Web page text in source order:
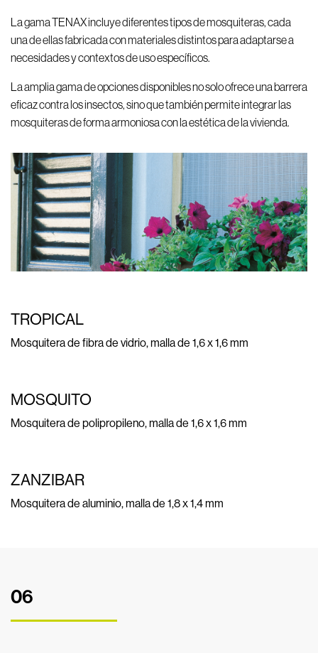
La gama TENAX incluye diferentes tipos de mosquiteras, cada
una de ellas fabricada con materiales distintos para adaptarse a
necesidades y contextos de uso específicos.
La amplia gama de opciones disponibles no solo ofrece una barrera
eficaz contra los insectos, sino que también permite integrar las
mosquiteras de forma armoniosa con la estética de la vivienda.
TROPICAL
Mosquitera de fibra de vidrio, malla de 1,6 x 1,6 mm
MOSQUITO
Mosquitera de polipropileno, malla de 1,6 x 1,6 mm
ZANZIBAR
Mosquitera de aluminio, malla de 1,8 x 1,4 mm
06